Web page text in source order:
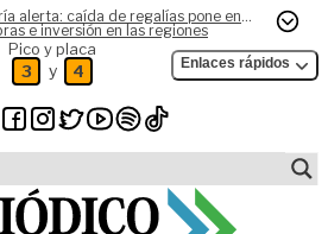
alerta: caída de regalías pone en
e inversión en las regiones
Pico y placa
3 y 4 Enlaces rápidos